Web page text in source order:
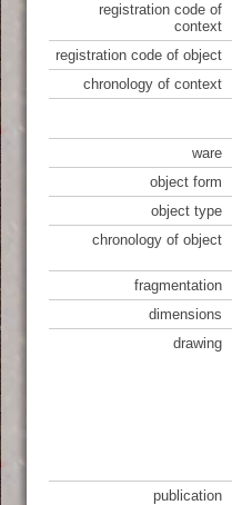
registration code of
context
registration code of object
chronology of context
ware
object form
object type
chronology of object
fragmentation
dimensions
drawing
publication